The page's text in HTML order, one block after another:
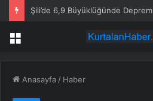
Şili’de 6,9 Büyüklüğünde Deprem
Menü
Anasayfa / Haber